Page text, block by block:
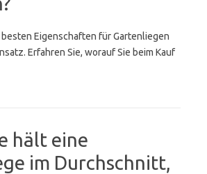
Eigenschaften für Gartenliegen
Erfahren Sie, worauf Sie beim Kauf
hält eine
im Durchschnitt,